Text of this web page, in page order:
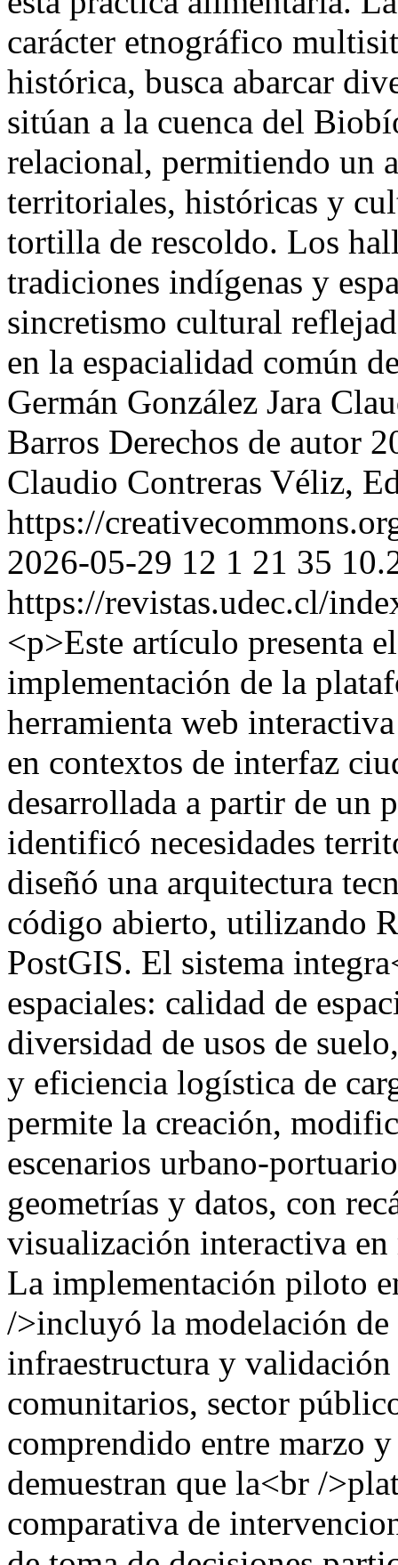
carácter etnográfico
histórica, busca abarcar
sitúan a la cuenca del
relacional, permitiendo un
territoriales, históricas y
tortilla de rescoldo. Los
tradiciones indígenas y
sincretismo cultural
en la espacialidad común
Germán González Jara
Barros Derechos de autor
Claudio Contreras Véliz,
https://
2026-05-29 12 1 21 35
https://revistas.udec.cl/
<p>Este artículo presenta
implementación de la
herramienta web
en contextos de interfaz
desarrollada a partir de un
identificó necesidades
diseñó una arquitectura
código abierto, utilizando
PostGIS. El sistema
espaciales: calidad de
diversidad de usos de
y eficiencia logística de
permite la creación,
escenarios urbano-
geometrías y datos, con
visualización interactiva
La implementación piloto
/>incluyó la modelación de
infraestructura y
comunitarios, sector
comprendido entre marzo
demuestran que la<br /
comparativa de